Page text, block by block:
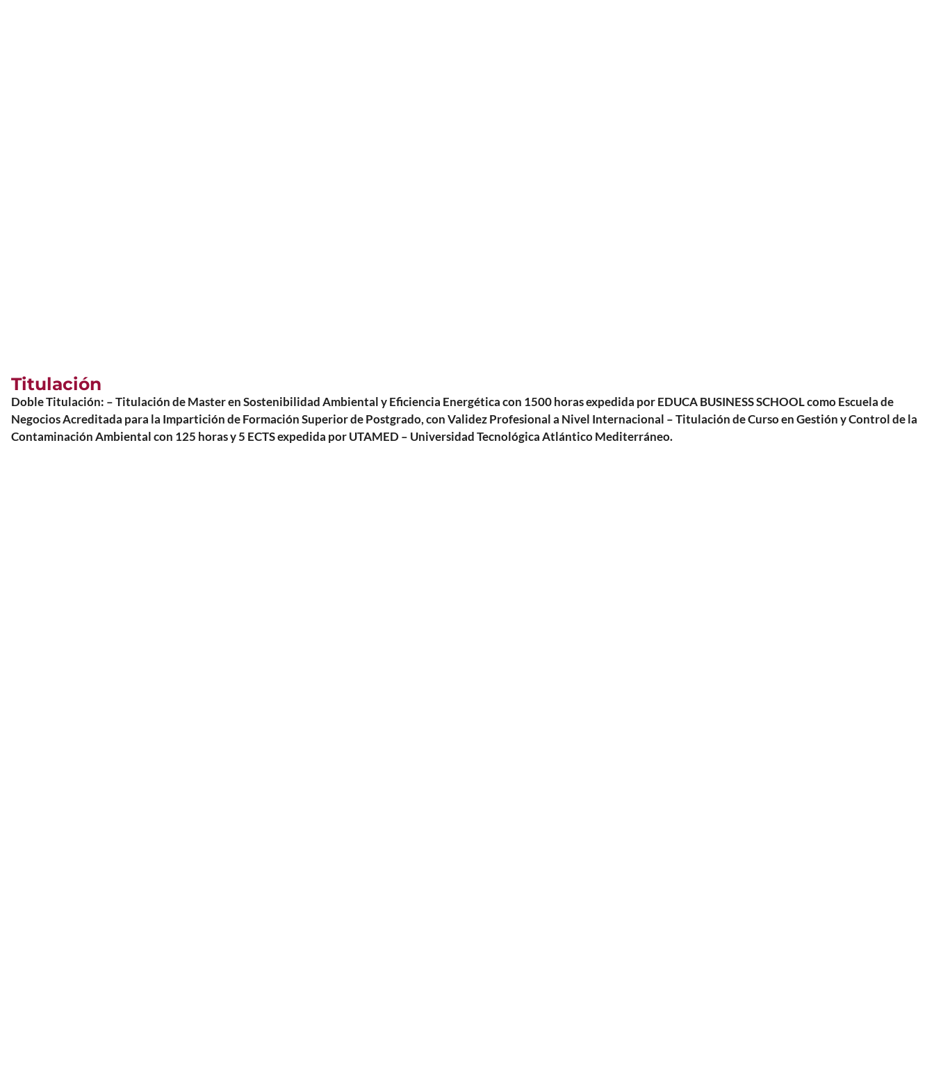
Titulación
Doble Titulación: – Titulación de Master en Sostenibilidad Ambiental y Eficiencia Energética con 1500 horas expedida por EDUCA BUSINESS SCHOOL como Escuela de
Negocios Acreditada para la Impartición de Formación Superior de Postgrado, con Validez Profesional a Nivel Internacional – Titulación de Curso en Gestión y Control de la
Contaminación Ambiental con 125 horas y 5 ECTS expedida por UTAMED – Universidad Tecnológica Atlántico Mediterráneo.